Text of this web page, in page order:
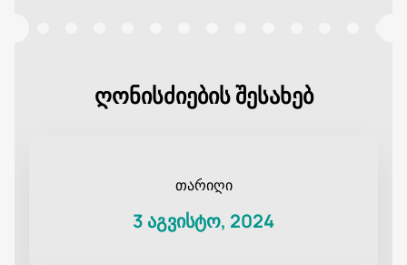
ღონისძიების შესახებ
თარიღი
3 აგვისტო, 2024